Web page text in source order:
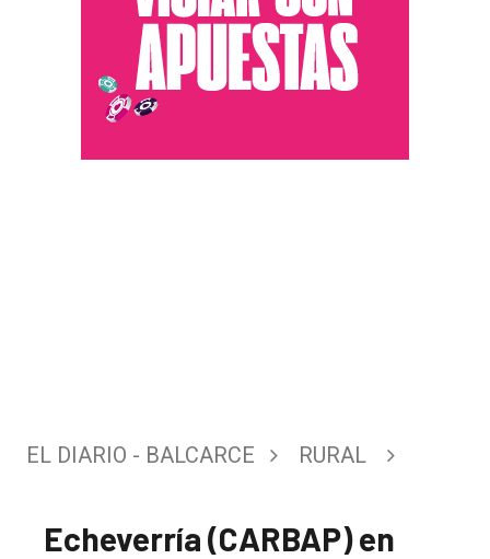
EL DIARIO - BALCARCE RURAL
Echeverría (CARBAP) en